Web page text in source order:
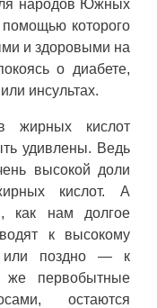
народов Южных
которого
и здоровыми на
о диабете,
инсультах.
жирных кислот
удивлены. Ведь
высокой доли
кислот. А
как нам долгое
к высокому
или поздно — к
же первобытные
остаются